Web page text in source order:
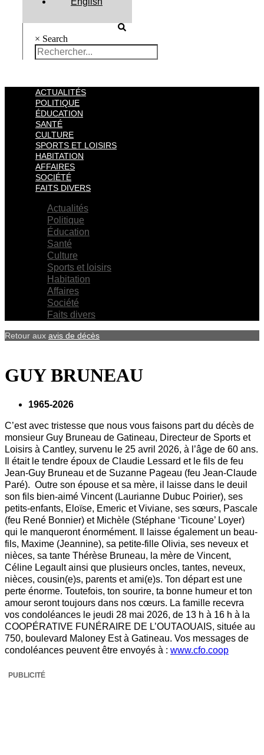
× Search
ACTUALITÉS
POLITIQUE
ÉDUCATION
SANTÉ
CULTURE
SPORTS ET LOISIRS
HABITATION
AFFAIRES
SOCIÉTÉ
FAITS DIVERS
Actualités
Politique
Éducation
Santé
Culture
Sports et loisirs
Habitation
Affaires
Société
Faits divers
Retour aux avis de décès
GUY BRUNEAU
1965-2026
C’est avec tristesse que nous vous faisons part du décès de
monsieur Guy Bruneau de Gatineau, Directeur de Sports et
Loisirs à Cantley, survenu le 25 avril 2026, à l’âge de 60 ans.
Il était le tendre époux de Claudie Lessard et le fils de feu
Jean-Guy Bruneau et de Suzanne Pageau (feu Jean-Claude
Paré). Outre son épouse et sa mère, il laisse dans le deuil
son fils bien-aimé Vincent (Laurianne Dubuc Poirier), ses
petits-enfants, Eloïse, Emeric et Viviane, ses sœurs, Pascale
(feu René Bonnier) et Michèle (Stéphane ‘Ticoune’ Loyer)
qui le manqueront énormément. Il laisse également un beau-
fils, Maxime (Jeannine), sa petite-fille Olivia, ses neveux et
nièces, sa tante Thérèse Bruneau, la mère de Vincent,
Céline Legault ainsi que plusieurs oncles, tantes, neveux,
nièces, cousin(e)s, parents et ami(e)s. Ton départ est une
perte énorme. Toutefois, ton sourire, ta bonne humeur et ton
amour seront toujours dans nos cœurs. La famille recevra
vos condoléances le jeudi 28 mai 2026, de 13 h à 16 h à la
COOPÉRATIVE FUNÉRAIRE DE L’OUTAOUAIS, située au
750, boulevard Maloney Est à Gatineau. Vos messages de
condoléances peuvent être envoyés à : www.cfo.coop
PUBLICITÉ